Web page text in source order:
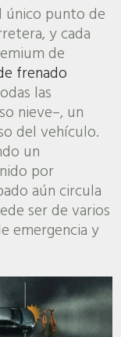
único punto de
y cada
de
frenado
las
nieve–, un
del vehículo.
un
por
aún circula
ser de varios
emergencia y